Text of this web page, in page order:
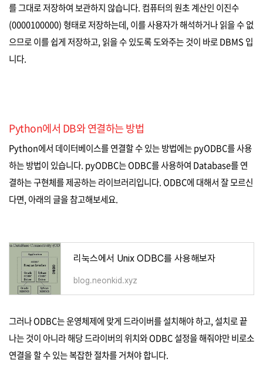
를 그대로 저장하여 보관하지 않습니다. 컴퓨터의 원초 계산인 이진수
(0000100000) 형태로 저장하는데, 이를 사용자가 해석하거나 읽을 수 없
으므로 이를 쉽게 저장하고, 읽을 수 있도록 도와주는 것이 바로 DBMS 입
니다.
Python에서 DB와 연결하는 방법
Python에서 데이터베이스를 연결할 수 있는 방법에는 pyODBC를 사용
하는 방법이 있습니다. pyODBC는 ODBC를 사용하여 Database를 연
결하는 구현체를 제공하는 라이브러리입니다. ODBC에 대해서 잘 모르신
다면, 아래의 글을 참고해보세요.
리눅스에서 Unix ODBC를 사용해보자
blog.neonkid.xyz
그러나 ODBC는 운영체제에 맞게 드라이버를 설치해야 하고, 설치로 끝
나는 것이 아니라 해당 드라이버의 위치와 ODBC 설정을 해줘야만 비로소
연결을 할 수 있는 복잡한 절차를 거쳐야 합니다.